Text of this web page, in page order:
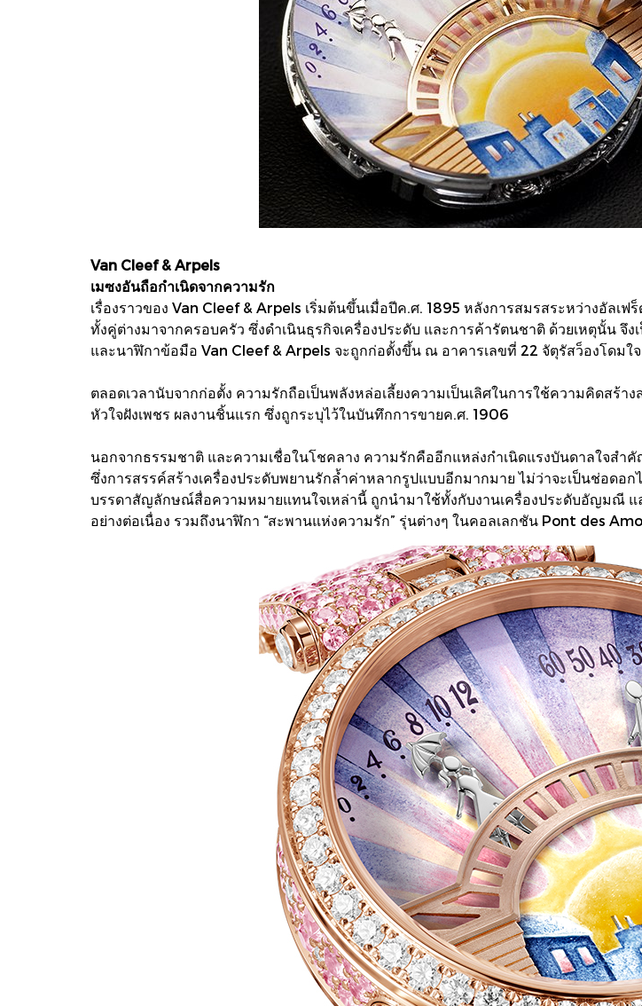
Van Cleef & Arpels
เมซงอันถือกำเนิดจากความรัก
เรื่องราวของ Van Cleef & Arpels เริ่มต้นขึ้นเมื่อปีค.ศ. 1895 หลังการสมรสระหว่างอัลเฟ
ทั้งคู่ต่างมาจากครอบครัว ซึ่งดำเนินธุรกิจเครื่องประดับ และการค้ารัตนชาติ ด้วยเหตุนั้น จึ
และนาฬิกาข้อมือ Van Cleef & Arpels จะถูกก่อตั้งขึ้น ณ อาคารเลขที่ 22 จัตุรัสว็องโดมใ
ตลอดเวลานับจากก่อตั้ง ความรักถือเป็นพลังหล่อเลี้ยงความเป็นเลิศในการใช้ความคิดสร้า
หัวใจฝังเพชร ผลงานชิ้นแรก ซึ่งถูกระบุไว้ในบันทึกการขายค.ศ. 1906
นอกจากธรรมชาติ และความเชื่อในโชคลาง ความรักคืออีกแหล่งกำเนิดแรงบันดาลใจส
ซึ่งการสรรค์สร้างเครื่องประดับพยานรักล้ำค่าหลากรูปแบบอีกมากมาย ไม่ว่าจะเป็นช่อดอ
บรรดาสัญลักษณ์สื่อความหมายแทนใจเหล่านี้ ถูกนำมาใช้ทั้งกับงานเครื่องประดับอัญมณี
อย่างต่อเนื่อง รวมถึงนาฬิกา “สะพานแห่งความรัก” รุ่นต่างๆ ในคอลเลกชัน Pont des